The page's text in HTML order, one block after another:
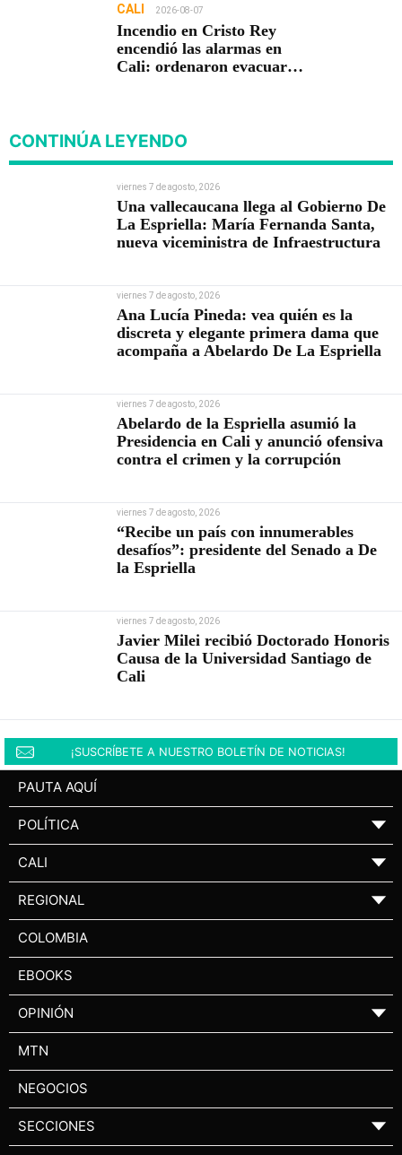
CALI 2026-08-07
Incendio en Cristo Rey
encendió las alarmas en
Cali: ordenaron evacuar
CONTINÚA LEYENDO
viernes 7 de agosto, 2026
Una vallecaucana llega al Gobierno De
La Espriella: María Fernanda Santa,
nueva viceministra de Infraestructura
viernes 7 de agosto, 2026
Ana Lucía Pineda: vea quién es la
discreta y elegante primera dama que
acompaña a Abelardo De La Espriella
viernes 7 de agosto, 2026
Abelardo de la Espriella asumió la
Presidencia en Cali y anunció ofensiva
contra el crimen y la corrupción
viernes 7 de agosto, 2026
“Recibe un país con innumerables
desafíos”: presidente del Senado a De
la Espriella
viernes 7 de agosto, 2026
Javier Milei recibió Doctorado Honoris
Causa de la Universidad Santiago de
Cali
¡SUSCRÍBETE A NUESTRO BOLETÍN DE NOTICIAS!
PAUTA AQUÍ
POLÍTICA ▼
CALI ▼
REGIONAL ▼
COLOMBIA
EBOOKS
OPINIÓN ▼
MTN
NEGOCIOS
SECCIONES ▼